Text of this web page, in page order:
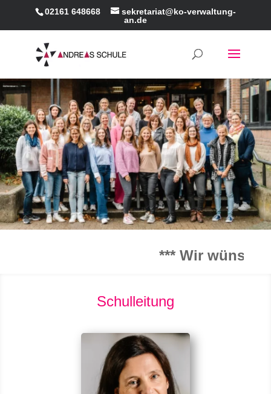
02161 648668
sekretariat@ko-verwaltung-
an.de
*** Wir wünschen
Schulleitung